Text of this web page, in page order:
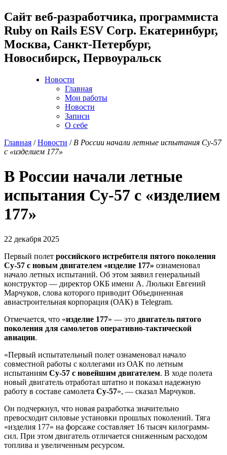
Cайт веб-разработчика, программиста
Ruby on Rails ESV Corp. Екатеринбург,
Москва, Санкт-Петербург,
Новосибирск, Первоуральск
Новости
Главная
Мои работы
Новости
Записи
О себе
Главная /Новости / В России начали летные испытания Су-57
с «изделием 177»
В России начали летные
испытания Су-57 с «изделием
177»
22 декабря 2025
Первый полет российского истребителя пятого поколения
Су-57 с новым двигателем «изделие 177» ознаменовал
начало летных испытаний. Об этом заявил генеральный
конструктор — директор ОКБ имени А. Люльки Евгений
Марчуков, слова которого приводит Объединенная
авиастроительная корпорация (ОАК) в Telegram.
Отмечается, что «изделие 177» — это двигатель пятого
поколения для самолетов оперативно-тактической
авиации.
«Первый испытательный полет ознаменовал начало
совместной работы с коллегами из ОАК по летным
испытаниям Су-57 с новейшим двигателем. В ходе полета
новый двигатель отработал штатно и показал надежную
работу в составе самолета Су-57», — сказал Марчуков.
Он подчеркнул, что новая разработка значительно
превосходит силовые установки прошлых поколений. Тяга
«изделия 177» на форсаже составляет 16 тысяч килограмм-
сил. При этом двигатель отличается сниженным расходом
топлива и увеличенным ресурсом.